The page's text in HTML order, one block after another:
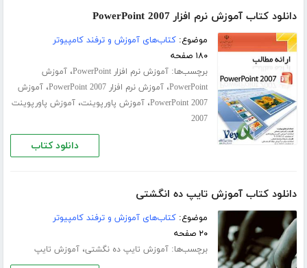
دانلود کتاب آموزش نرم افزار PowerPoint 2007
موضوع:کتاب‌های آموزش و ترفند کامپیوتر
۱۸۰ صفحه
برچسب‌ها:آموزش نرم افزار PowerPoint ،آموزش
PowerPoint،آموزش نرم افزار PowerPoint 2007 ،آموزش
PowerPoint 2007،آموزش پاورپوینت،آموزش پاورپوینت
2007
دانلود کتاب
دانلود کتاب آموزش تایپ ده انگشتی
موضوع:کتاب‌های آموزش و ترفند کامپیوتر
۲۰ صفحه
برچسب‌ها:آموزش تایپ ده‌ نگشتی،آموزش تایپ